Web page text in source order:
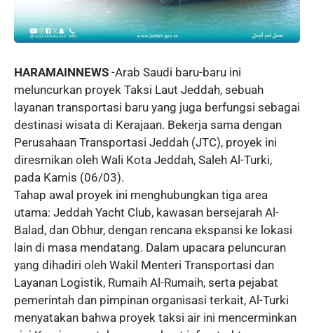
HARAMAINNEWS -Arab Saudi baru-baru ini
meluncurkan proyek Taksi Laut Jeddah, sebuah
layanan transportasi baru yang juga berfungsi sebagai
destinasi wisata di Kerajaan. Bekerja sama dengan
Perusahaan Transportasi Jeddah (JTC), proyek ini
diresmikan oleh Wali Kota Jeddah, Saleh Al-Turki,
pada Kamis (06/03).
Tahap awal proyek ini menghubungkan tiga area
utama: Jeddah Yacht Club, kawasan bersejarah Al-
Balad, dan Obhur, dengan rencana ekspansi ke lokasi
lain di masa mendatang. Dalam upacara peluncuran
yang dihadiri oleh Wakil Menteri Transportasi dan
Layanan Logistik, Rumaih Al-Rumaih, serta pejabat
pemerintah dan pimpinan organisasi terkait, Al-Turki
menyatakan bahwa proyek taksi air ini mencerminkan